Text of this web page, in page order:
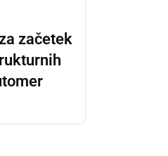
začetek